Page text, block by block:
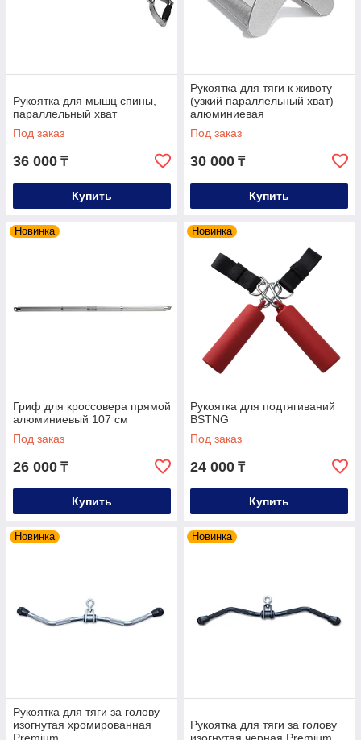
Рукоятка для мышц спины,
параллельный хват
Под заказ
36 000 ₸
Купить
Рукоятка для тяги к животу
(узкий параллельный хват)
алюминиевая
Под заказ
30 000 ₸
Купить
Новинка
Гриф для кроссовера прямой
алюминиевый 107 см
Под заказ
26 000 ₸
Купить
Новинка
Рукоятка для подтягиваний
BSTNG
Под заказ
24 000 ₸
Купить
Новинка
Рукоятка для тяги за голову
изогнутая хромированная
Новинка
Рукоятка для тяги за голову